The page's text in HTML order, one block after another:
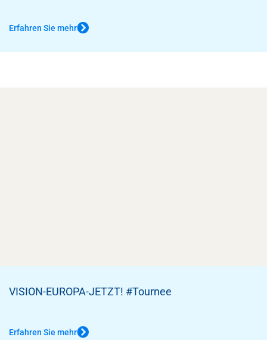
Erfahren Sie mehr
VISION-EUROPA-JETZT! #Tournee
Erfahren Sie mehr